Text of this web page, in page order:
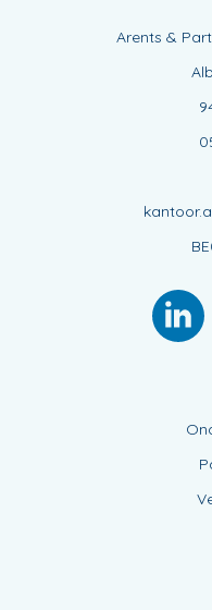
Arents &